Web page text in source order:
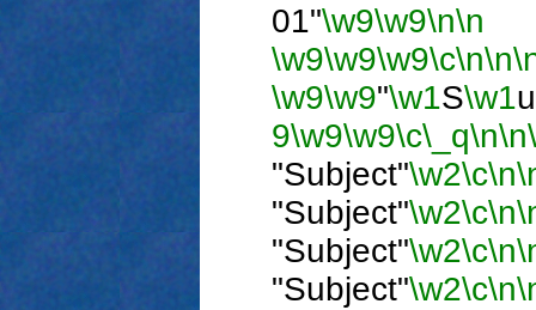
01"\w9\w9\n\n
\w9\w9\w9\c\n\n
\w9\w9"\w1S\w1u
9\w9\w9\c\_q\n\n
"Subject"\w2\c\n
"Subject"\w2\c\n
"Subject"\w2\c\n
"Subject"\w2\c\n